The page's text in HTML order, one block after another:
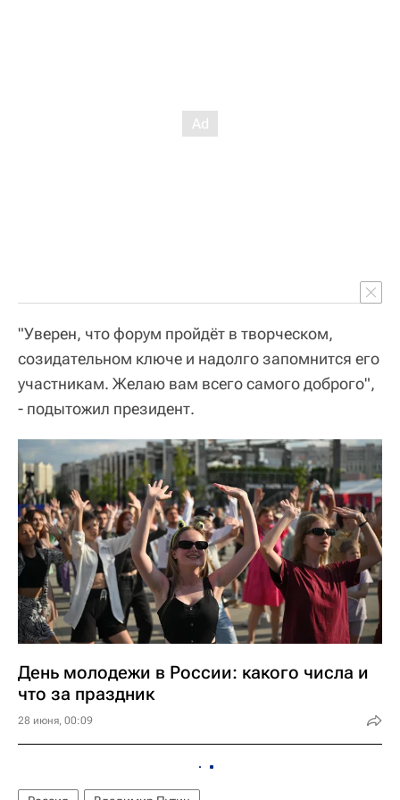
"Уверен, что форум пройдёт в творческом,
созидательном ключе и надолго запомнится его
участникам. Желаю вам всего самого доброго",
- подытожил президент.
День молодежи в России: какого числа и
что за праздник
28 июня, 00:09